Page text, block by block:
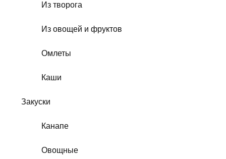
Из творога
Из овощей и фруктов
Омлеты
Каши
Закуски
Канапе
Овощные